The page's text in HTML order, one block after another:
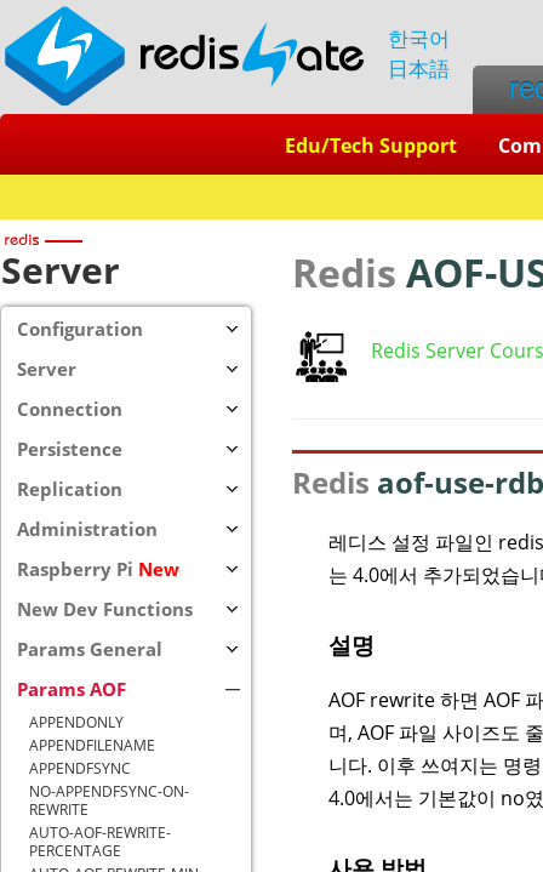
한국어
日本語
Edu/Tech Support
Server
Configuration
Server
Connection
Persistence
Replication
Administration
Raspberry Pi New
New Dev Functions
Params General
Params AOF
APPENDONLY
APPENDFILENAME
APPENDFSYNC
NO-APPENDFSYNC-ON-
REWRITE
AUTO-AOF-REWRITE-
PERCENTAGE
Redis AOF-
Redis Server
Redis aof-use-
레디스 설정 파일인
는 4.0에서 추가되었습
설명
AOF rewrite 하면 AOF
며, AOF 파일 사이즈도
니다. 이후 쓰여지는 명
4.0에서는 기본값이 no